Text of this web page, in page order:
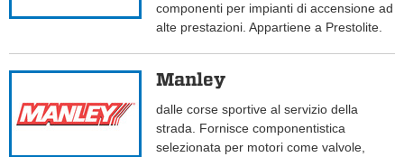
componenti per impianti di accensione ad
alte prestazioni. Appartiene a Prestolite.
Manley
dalle corse sportive al servizio della
strada. Fornisce componentistica
selezionata per motori come valvole,